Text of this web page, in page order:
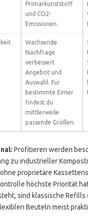
Primärkunststoff
und CO2-
Emissionen.
Wachsende
Nachfrage
verbessert
Angebot und
Auswahl. Für
bestimmte Eimer
findest du
mittlerweile
passende Größen.
Profitieren werden
zu industrieller
proprietäre
höchste Priorität
sind klassische Refills
Beuteln meist